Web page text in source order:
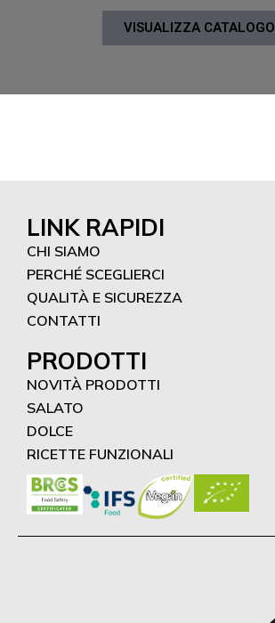
VISUALIZZA CATALOGO
LINK RAPIDI
CHI SIAMO
PERCHÉ SCEGLIERCI
QUALITÀ E SICUREZZA
CONTATTI
PRODOTTI
NOVITÀ PRODOTTI
SALATO
DOLCE
RICETTE FUNZIONALI